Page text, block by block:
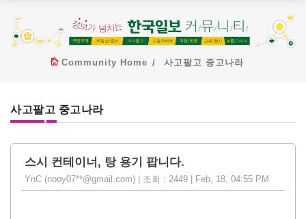
Community Home 사고팔고 중고나라
사고팔고 중고나라
스시 컨테이너, 탕 용기 팝니다.
YnC (nooy07**@gmail.com) | 조회 : 2449 | Feb, 18, 04:55 PM